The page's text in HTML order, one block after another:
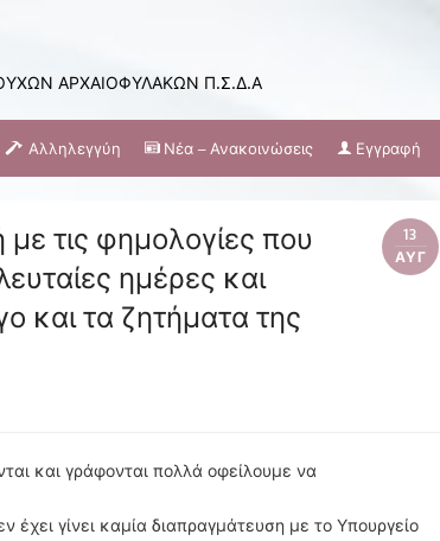
ΑΡΧΑΙΟΦΥΛΑΚΩΝ Π.Σ.Δ.Α
Αλληλεγγύη Νέα – Ανακοινώσεις Εγγραφή
τις φημολογίες που
ημέρες και
και τα ζητήματα της
13
ΑΥΓ
και γράφονται πολλά οφείλουμε να
έχει γίνει καμία διαπραγμάτευση με το Υπουργείο